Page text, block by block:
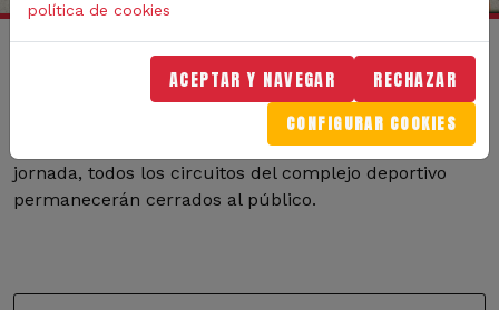
Ruta de navegación
Jornada de Oficiales - Circuitos cerrados
MotorLand Aragón celebra su tradicional jornada de
oficiales el día 13 de diciembre de 2025. Durante esta
jornada, todos los circuitos del complejo deportivo
permanecerán cerrados al público.
política de cookies
ACEPTAR Y NAVEGAR RECHAZAR
CONFIGURAR COOKIES